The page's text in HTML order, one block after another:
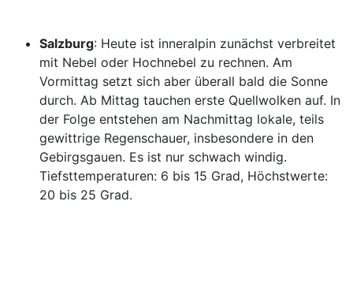
Salzburg: Heute ist inneralpin zunächst verbreitet
mit Nebel oder Hochnebel zu rechnen. Am
Vormittag setzt sich aber überall bald die Sonne
durch. Ab Mittag tauchen erste Quellwolken auf. In
der Folge entstehen am Nachmittag lokale, teils
gewittrige Regenschauer, insbesondere in den
Gebirgsgauen. Es ist nur schwach windig.
Tiefsttemperaturen: 6 bis 15 Grad, Höchstwerte:
20 bis 25 Grad.